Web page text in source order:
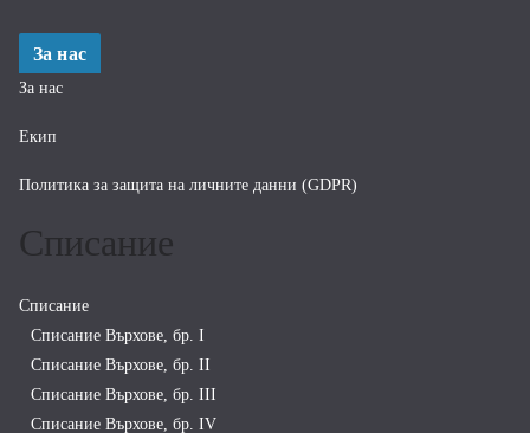
За нас
За нас
Екип
Политика за защита на личните данни (GDPR)
Списание
Списание
Списание Върхове, бр. I
Списание Върхове, бр. II
Списание Върхове, бр. III
Списание Върхове, бр. IV